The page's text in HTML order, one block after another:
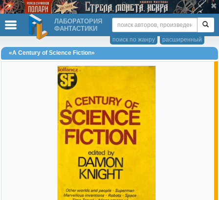
ЛАБОРАТОРИЯ
ФАНТАСТИКИ
расширенный
поиск по жанру
«A Century of Science Fiction»